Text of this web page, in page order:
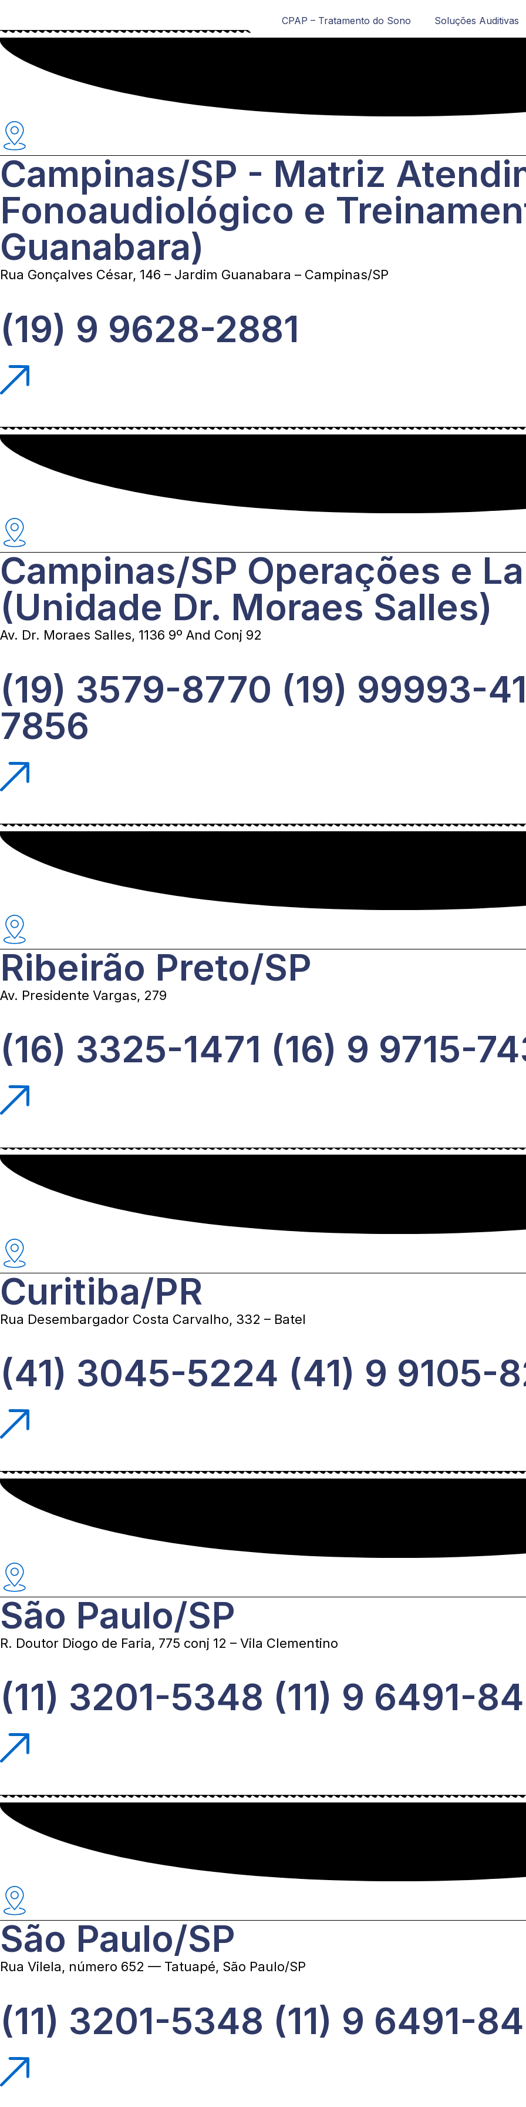
CPAP – Tratamento do Sono Soluções Auditivas
Campinas/SP - Matriz
Fonoaudiológico e
Guanabara)
Rua Gonçalves César, 146 – Jardim Guanabara – Campinas/SP
(19) 9 9628-2881
Campinas/SP Operações e
(Unidade Dr. Moraes Salles)
Av. Dr. Moraes Salles, 1136 9º And Conj 92
(19) 3579-8770 (19) 99993-
7856
Ribeirão Preto/SP
Av. Presidente Vargas, 279
(16) 3325-1471 (16) 9 9715-
Curitiba/PR
Rua Desembargador Costa Carvalho, 332 – Batel
(41) 3045-5224 (41) 9 9105-
São Paulo/SP
R. Doutor Diogo de Faria, 775 conj 12 – Vila Clementino
(11) 3201-5348 (11) 9 6491-
São Paulo/SP
Rua Vilela, número 652 — Tatuapé, São Paulo/SP
(11) 3201-5348 (11) 9 6491-